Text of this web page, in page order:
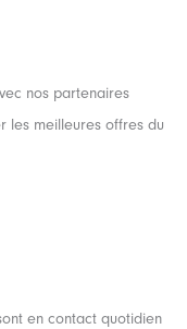
nos partenaires
les meilleures offres du
en contact quotidien